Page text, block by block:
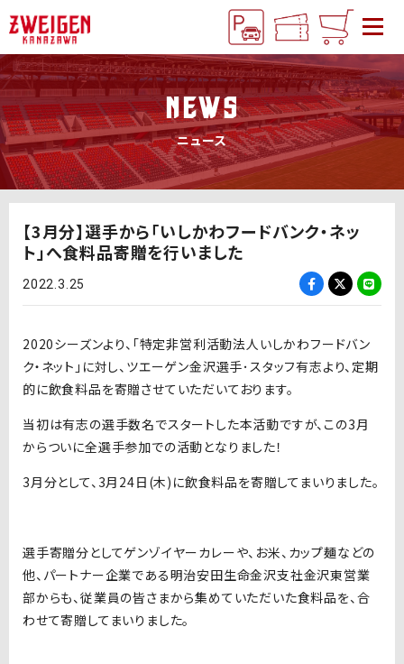
NEWS
ニュース
【3月分】選手から「いしかわフードバンク・ネッ
ト」へ食料品寄贈を行いました
2022.3.25
2020シーズンより、「特定非営利活動法人いしかわフードバン
ク・ネット」に対し、ツエーゲン金沢選手･スタッフ有志より、定期
的に飲食料品を寄贈させていただいております。
当初は有志の選手数名でスタートした本活動ですが、この3月
からついに全選手参加での活動となりました！
3月分として、3月24日(木)に飲食料品を寄贈してまいりました。
選手寄贈分としてゲンゾイヤーカレーや、お米、カップ麺などの
他、パートナー企業である明治安田生命金沢支社金沢東営業
部からも、従業員の皆さまから集めていただいた食料品を、合
わせて寄贈してまいりました。